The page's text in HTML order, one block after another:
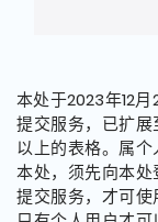
本处于2023年12
提交服务，已扩
以上的表格。属
本处，须先向本
提交服务，才可